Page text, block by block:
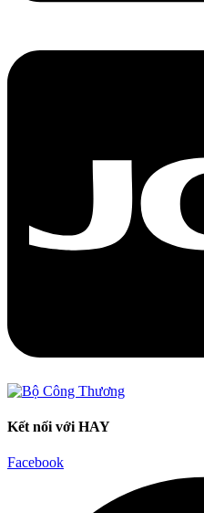
Kết nối với HAY
Facebook